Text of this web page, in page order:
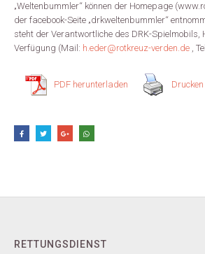
„Weltenbummler“ können der Homepage
der facebook-Seite „drkweltenbummler“
steht der Verantwortliche des DRK-Spielmobils,
Verfügung (Mail: h.eder@rotkreuz-verden.de ,
PDF herunterladen Drucken
RETTUNGSDIENST